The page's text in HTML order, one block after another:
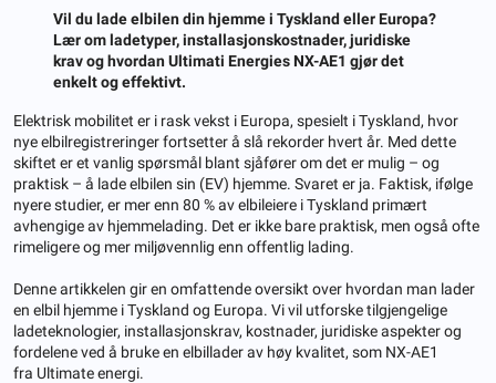
Vil du lade elbilen din hjemme i Tyskland eller Europa?
Lær om ladetyper, installasjonskostnader, juridiske
krav og hvordan Ultimati Energies NX-AE1 gjør det
enkelt og effektivt.
Elektrisk mobilitet er i rask vekst i Europa, spesielt i Tyskland, hvor
nye elbilregistreringer fortsetter å slå rekorder hvert år. Med dette
skiftet er et vanlig spørsmål blant sjåfører om det er mulig – og
praktisk – å lade elbilen sin (EV) hjemme. Svaret er ja. Faktisk, ifølge
nyere studier, er mer enn 80 % av elbileiere i Tyskland primært
avhengige av hjemmelading. Det er ikke bare praktisk, men også ofte
rimeligere og mer miljøvennlig enn offentlig lading.
Denne artikkelen gir en omfattende oversikt over hvordan man lader
en elbil hjemme i Tyskland og Europa. Vi vil utforske tilgjengelige
ladeteknologier, installasjonskrav, kostnader, juridiske aspekter og
fordelene ved å bruke en elbillader av høy kvalitet, som NX-AE1
fra Ultimate energi.